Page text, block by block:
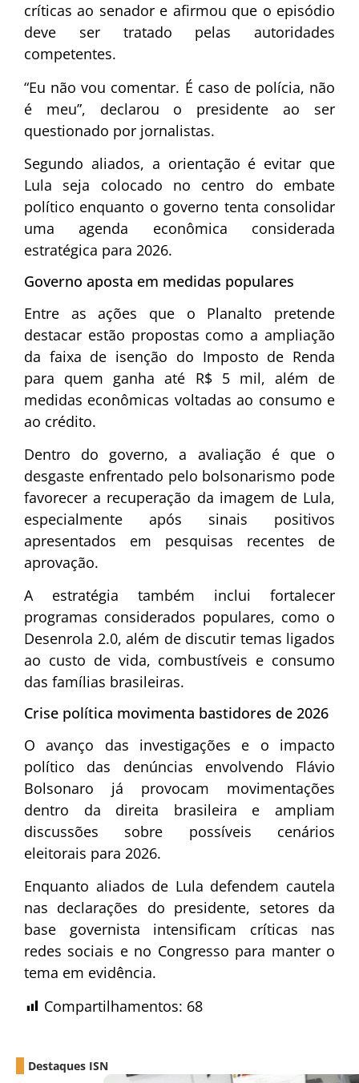
críticas ao senador e afirmou que o episódio
deve ser tratado pelas autoridades
competentes.
“Eu não vou comentar. É caso de polícia, não
é meu”, declarou o presidente ao ser
questionado por jornalistas.
Segundo aliados, a orientação é evitar que
Lula seja colocado no centro do embate
político enquanto o governo tenta consolidar
uma agenda econômica considerada
estratégica para 2026.
Governo aposta em medidas populares
Entre as ações que o Planalto pretende
destacar estão propostas como a ampliação
da faixa de isenção do Imposto de Renda
para quem ganha até R$ 5 mil, além de
medidas econômicas voltadas ao consumo e
ao crédito.
Dentro do governo, a avaliação é que o
desgaste enfrentado pelo bolsonarismo pode
favorecer a recuperação da imagem de Lula,
especialmente após sinais positivos
apresentados em pesquisas recentes de
aprovação.
A estratégia também inclui fortalecer
programas considerados populares, como o
Desenrola 2.0, além de discutir temas ligados
ao custo de vida, combustíveis e consumo
das famílias brasileiras.
Crise política movimenta bastidores de 2026
O avanço das investigações e o impacto
político das denúncias envolvendo Flávio
Bolsonaro já provocam movimentações
dentro da direita brasileira e ampliam
discussões sobre possíveis cenários
eleitorais para 2026.
Enquanto aliados de Lula defendem cautela
nas declarações do presidente, setores da
base governista intensificam críticas nas
redes sociais e no Congresso para manter o
tema em evidência.
Compartilhamentos: 68
Destaques ISN